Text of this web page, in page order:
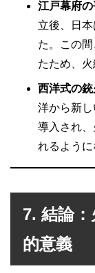
江戸幕府
立後、日
た。この
たため、火
西洋式の
洋から新
導入され
れるように
7. 結論
的意義